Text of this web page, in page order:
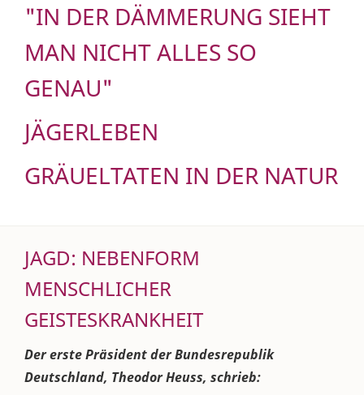
"IN DER DÄMMERUNG SIEHT
MAN NICHT ALLES SO
GENAU"
JÄGERLEBEN
GRÄUELTATEN IN DER NATUR
JAGD: NEBENFORM
MENSCHLICHER
GEISTESKRANKHEIT
Der erste Präsident der Bundesrepublik
Deutschland, Theodor Heuss, schrieb: